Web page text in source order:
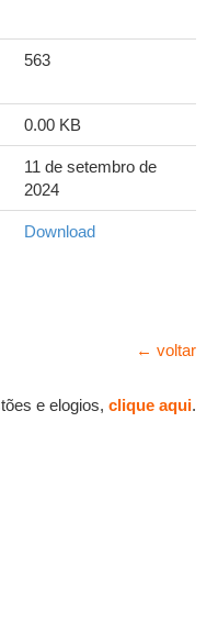
563
0.00 KB
11 de setembro de
2024
Download
← voltar
e elogios, clique aqui.